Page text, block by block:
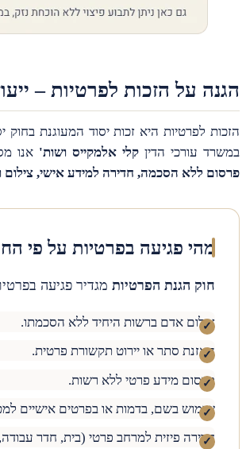
הגנה על הזכות לפרטיות –
הזכות לפרטיות היא זכות יסוד המעוגנת בחוק
במשרד עורכי הדין קלי אלמקייס ושות' אנו
פרסום ללא הסכמה, חדירה למידע אישי,
מהי פגיעה בפרטיות על פי
חוק הגנת הפרטיות מגדיר פגיעה
צילום אדם ברשות היחיד ללא הסכמתו.
האזנת סתר או יירוט תקשורת פרטית.
פרסום מידע פרטי ללא רשות.
שימוש בשם, בדמות או בפרטים אישיים
חדירה פיזית למרחב פרטי (בית, חדר